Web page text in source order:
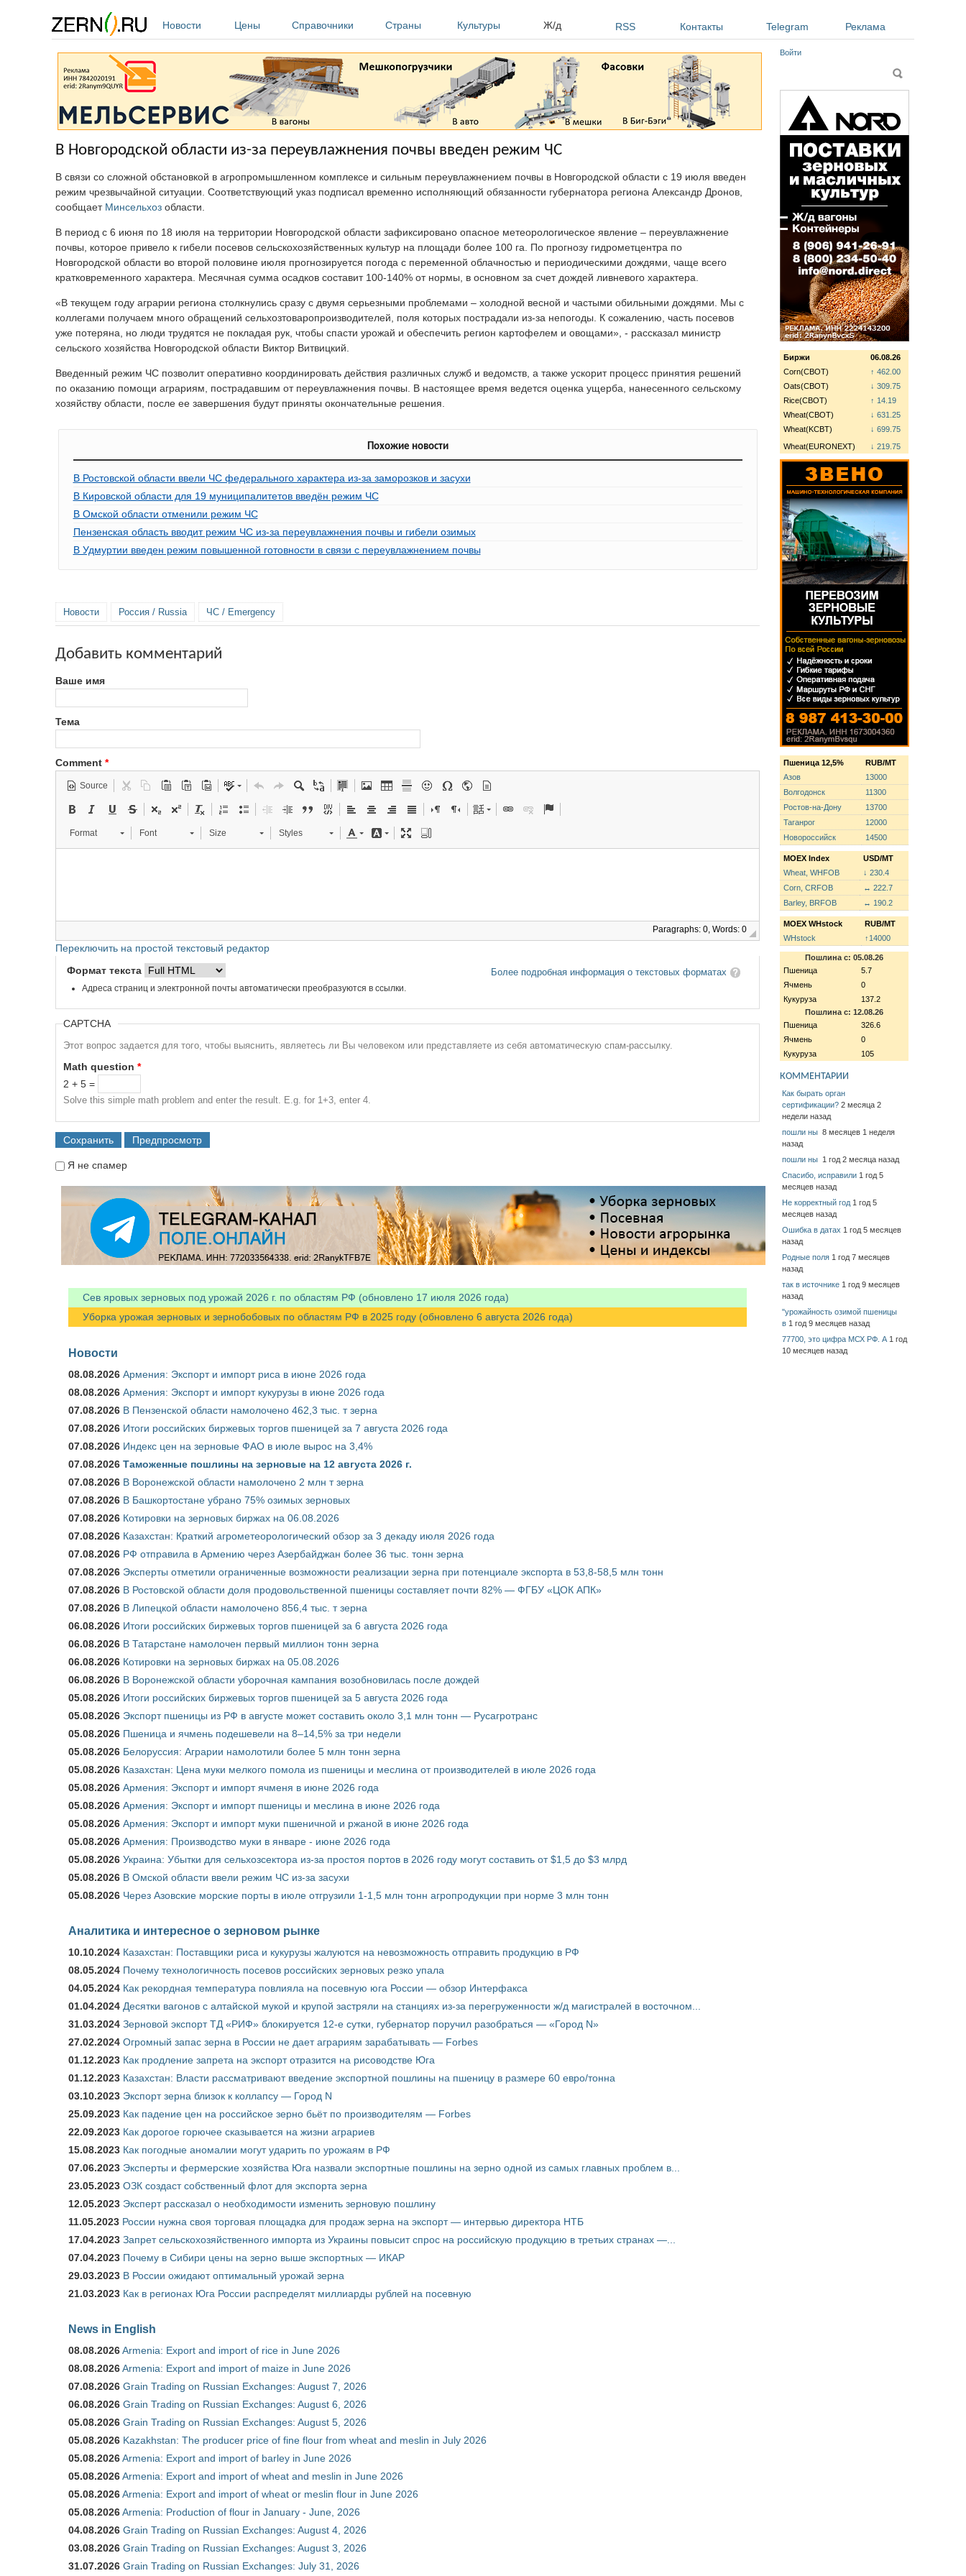
Новости
Цены Справочники Страны Культуры Ж/д RSS Контакты Telegram Реклама
В Новгородской области из-за переувлажнения почвы введен режим ЧС
В связи со сложной обстановкой в агропромышленном комплексе и сильным переувлажнением почвы в Новгородской области с 19 июля введен
режим чрезвычайной ситуации. Соответствующий указ подписал временно исполняющий обязанности губернатора региона Александр Дронов,
сообщает Минсельхоз области.
В период с 6 июня по 18 июля на территории Новгородской области зафиксировано опасное метеорологическое явление – переувлажнение
почвы, которое привело к гибели посевов сельскохозяйственных культур на площади более 100 га. По прогнозу гидрометцентра по
Новгородской области во второй половине июля прогнозируется погода с переменной облачностью и периодическими дождями, чаще всего
кратковременного характера. Месячная сумма осадков составит 100-140% от нормы, в основном за счет дождей ливневого характера.
«В текущем году аграрии региона столкнулись сразу с двумя серьезными проблемами – холодной весной и частыми обильными дождями. Мы с
коллегами получаем много обращений сельхозтоваропроизводителей, поля которых пострадали из-за непогоды. К сожалению, часть посевов
уже потеряна, но люди трудятся не покладая рук, чтобы спасти урожай и обеспечить регион картофелем и овощами», - рассказал министр
сельского хозяйства Новгородской области Виктор Витвицкий.
Введенный режим ЧС позволит оперативно координировать действия различных служб и ведомств, а также ускорит процесс принятия решений
по оказанию помощи аграриям, пострадавшим от переувлажнения почвы. В настоящее время ведется оценка ущерба, нанесенного сельскому
хозяйству области, после ее завершения будут приняты окончательные решения.
Похожие новости
В Ростовской области ввели ЧС федерального характера из-за заморозков и засухи
В Кировской области для 19 муниципалитетов введён режим ЧС
В Омской области отменили режим ЧС
Пензенская область вводит режим ЧС из-за переувлажнения почвы и гибели озимых
В Удмуртии введен режим повышенной готовности в связи с переувлажнением почвы
Новости Россия / Russia ЧС / Emergency
Добавить комментарий
Ваше имя
Тема
Comment *
Source
Format Font Size Styles
Paragraphs: 0, Words: 0
Переключить на простой текстовый редактор
Более подробная информация о текстовых форматах
Формат текста
Адреса страниц и электронной почты автоматически преобразуются в ссылки.
CAPTCHA
Этот вопрос задается для того, чтобы выяснить, являетесь ли Вы человеком или представляете из себя автоматическую спам-рассылку.
Math question *
2 + 5 =
Solve this simple math problem and enter the result. E.g. for 1+3, enter 4.
Я не спамер
Сев яровых зерновых под урожай 2026 г. по областям РФ (обновлено 17 июля 2026 года)
Уборка урожая зерновых и зернобобовых по областям РФ в 2025 году (обновлено 6 августа 2026 года)
Новости
08.08.2026 Армения: Экспорт и импорт риса в июне 2026 года
08.08.2026 Армения: Экспорт и импорт кукурузы в июне 2026 года
07.08.2026 В Пензенской области намолочено 462,3 тыс. т зерна
07.08.2026 Итоги российских биржевых торгов пшеницей за 7 августа 2026 года
07.08.2026 Индекс цен на зерновые ФАО в июле вырос на 3,4%
07.08.2026 Таможенные пошлины на зерновые на 12 августа 2026 г.
07.08.2026 В Воронежской области намолочено 2 млн т зерна
07.08.2026 В Башкортостане убрано 75% озимых зерновых
07.08.2026 Котировки на зерновых биржах на 06.08.2026
07.08.2026 Казахстан: Краткий агрометеорологический обзор за 3 декаду июля 2026 года
07.08.2026 РФ отправила в Армению через Азербайджан более 36 тыс. тонн зерна
07.08.2026 Эксперты отметили ограниченные возможности реализации зерна при потенциале экспорта в 53,8-58,5 млн тонн
07.08.2026 В Ростовской области доля продовольственной пшеницы составляет почти 82% — ФГБУ «ЦОК АПК»
07.08.2026 В Липецкой области намолочено 856,4 тыс. т зерна
06.08.2026 Итоги российских биржевых торгов пшеницей за 6 августа 2026 года
06.08.2026 В Татарстане намолочен первый миллион тонн зерна
06.08.2026 Котировки на зерновых биржах на 05.08.2026
06.08.2026 В Воронежской области уборочная кампания возобновилась после дождей
05.08.2026 Итоги российских биржевых торгов пшеницей за 5 августа 2026 года
05.08.2026 Экспорт пшеницы из РФ в августе может составить около 3,1 млн тонн — Русагротранс
05.08.2026 Пшеница и ячмень подешевели на 8–14,5% за три недели
05.08.2026 Белоруссия: Аграрии намолотили более 5 млн тонн зерна
05.08.2026 Казахстан: Цена муки мелкого помола из пшеницы и меслина от производителей в июле 2026 года
05.08.2026 Армения: Экспорт и импорт ячменя в июне 2026 года
05.08.2026 Армения: Экспорт и импорт пшеницы и меслина в июне 2026 года
05.08.2026 Армения: Экспорт и импорт муки пшеничной и ржаной в июне 2026 года
05.08.2026 Армения: Производство муки в январе - июне 2026 года
05.08.2026 Украина: Убытки для сельхозсектора из-за простоя портов в 2026 году могут составить от $1,5 до $3 млрд
05.08.2026 В Омской области ввели режим ЧС из-за засухи
05.08.2026 Через Азовские морские порты в июле отгрузили 1-1,5 млн тонн агропродукции при норме 3 млн тонн
Аналитика и интересное о зерновом рынке
10.10.2024 Казахстан: Поставщики риса и кукурузы жалуются на невозможность отправить продукцию в РФ
08.05.2024 Почему технологичность посевов российских зерновых резко упала
04.05.2024 Как рекордная температура повлияла на посевную юга России — обзор Интерфакса
01.04.2024 Десятки вагонов с алтайской мукой и крупой застряли на станциях из-за перегруженности ж/д магистралей в восточном...
31.03.2024 Зерновой экспорт ТД «РИФ» блокируется 12-е сутки, губернатор поручил разобраться — «Город N»
27.02.2024 Огромный запас зерна в России не дает аграриям зарабатывать — Forbes
01.12.2023 Как продление запрета на экспорт отразится на рисоводстве Юга
01.12.2023 Казахстан: Власти рассматривают введение экспортной пошлины на пшеницу в размере 60 евро/тонна
03.10.2023 Экспорт зерна близок к коллапсу — Город N
25.09.2023 Как падение цен на российское зерно бьёт по производителям — Forbes
22.09.2023 Как дорогое горючее сказывается на жизни аграриев
15.08.2023 Как погодные аномалии могут ударить по урожаям в РФ
07.06.2023 Эксперты и фермерские хозяйства Юга назвали экспортные пошлины на зерно одной из самых главных проблем в...
23.05.2023 ОЗК создаст собственный флот для экспорта зерна
12.05.2023 Эксперт рассказал о необходимости изменить зерновую пошлину
11.05.2023 России нужна своя торговая площадка для продаж зерна на экспорт — интервью директора НТБ
17.04.2023 Запрет сельскохозяйственного импорта из Украины повысит спрос на российскую продукцию в третьих странах —...
07.04.2023 Почему в Сибири цены на зерно выше экспортных — ИКАР
29.03.2023 В России ожидают оптимальный урожай зерна
21.03.2023 Как в регионах Юга России распределят миллиарды рублей на посевную
News in English
08.08.2026Armenia: Export and import of rice in June 2026
08.08.2026Armenia: Export and import of maize in June 2026
07.08.2026 Grain Trading on Russian Exchanges: August 7, 2026
06.08.2026 Grain Trading on Russian Exchanges: August 6, 2026
05.08.2026 Grain Trading on Russian Exchanges: August 5, 2026
05.08.2026 Kazakhstan: The producer price of fine flour from wheat and meslin in July 2026
05.08.2026Armenia: Export and import of barley in June 2026
05.08.2026Armenia: Export and import of wheat and meslin in June 2026
05.08.2026Armenia: Export and import of wheat or meslin flour in June 2026
05.08.2026Armenia: Production of flour in January - June, 2026
04.08.2026 Grain Trading on Russian Exchanges: August 4, 2026
03.08.2026 Grain Trading on Russian Exchanges: August 3, 2026
31.07.2026 Grain Trading on Russian Exchanges: July 31, 2026
Войти
Поиск
Биржи
06.08.26
Corn(CBOT)
↑ 462.00
Oats(CBOT)
↓ 309.75
Rice(CBOT)
↑ 14.19
Wheat(CBOT)
↓ 631.25
Wheat(KCBT)
↓ 699.75
Wheat(EURONEXT)
↓ 219.75
Пшеница 12,5%
RUB/MT
Азов
13000
Волгодонск
11300
Ростов-на-Дону
13700
Таганрог
12000
Новороссийск
14500
MOEX Index
USD/MT
Wheat, WHFOB
↓ 230.4
Corn, CRFOB
↔ 222.7
Barley, BRFOB
↔ 190.2
MOEX WHstock
RUB/MT
WHstock
↑14000
Пошлина с: 05.08.26
Пшеница
5.7
Ячмень
0
Кукуруза
137.2
Пошлина с: 12.08.26
Пшеница
326.6
Ячмень
0
Кукуруза
105
КОММЕНТАРИИ
Как бырать орган
сертификации? 2 месяца 2
недели назад
пошли ны 8 месяцев 1 неделя
назад
пошли ны 1 год 2 месяца назад
Спасибо, исправили 1 год 5
месяцев назад
Не корректный год 1 год 5
месяцев назад
Ошибка в датах 1 год 5 месяцев
назад
Родные поля 1 год 7 месяцев
назад
так в источнике 1 год 9 месяцев
назад
"урожайность озимой пшеницы
в 1 год 9 месяцев назад
77700, это цифра МСХ РФ. А 1 год
10 месяцев назад